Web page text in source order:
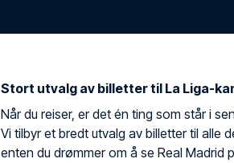
Stort utvalg av billetter til La Liga-
Når du reiser, er det én ting som står i
Vi tilbyr et bredt utvalg av billetter til alle
enten du drømmer om å se Real Madrid